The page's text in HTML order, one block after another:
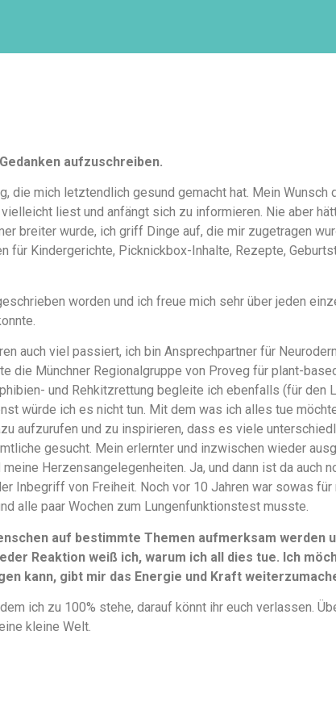
aufzuschreiben.
die mich letztendlich gesund gemacht hat. Mein
liest und anfängt sich zu informieren. Nie aber
breiter wurde, ich griff Dinge auf, die mir zugetragen
für Kindergerichte, Picknickbox-Inhalte, Rezepte,
worden und ich freue mich sehr über jeden
auch viel passiert, ich bin Ansprechpartner für
die Münchner Regionalgruppe von Proveg für plant-
und Rehkitzrettung begleite ich ebenfalls (für den
würde ich es nicht tun. Mit dem was ich alles tue
aufzurufen und zu inspirieren, dass es viele
gesucht. Mein erlernter und inzwischen wieder
Herzensangelegenheiten. Ja, und dann ist da
Inbegriff von Freiheit. Noch vor 10 Jahren war sowas
alle paar Wochen zum Lungenfunktionstest musste.
auf bestimmte Themen aufmerksam
Reaktion weiß ich, warum ich all dies tue. Ich
kann, gibt mir das Energie und Kraft
ich zu 100% stehe, darauf könnt ihr euch verlassen.
kleine Welt.